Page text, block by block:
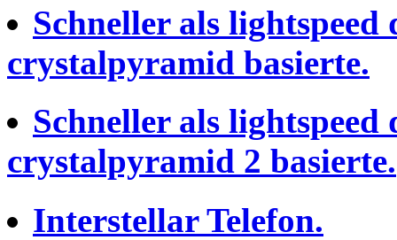
Schneller als
crystalpyramid basierte.
Schneller als
crystalpyramid 2 basierte.
Interstellar Telefon.